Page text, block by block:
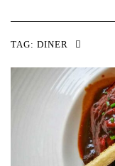
TAG: DINER